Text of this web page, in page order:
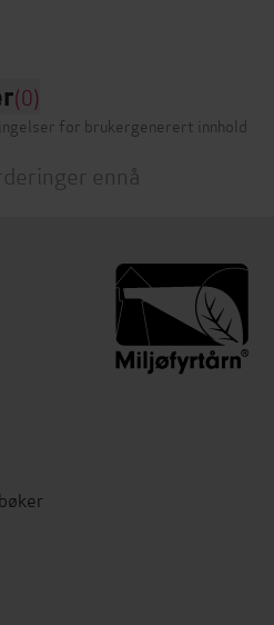
(0)
for brukergenerert innhold
ennå